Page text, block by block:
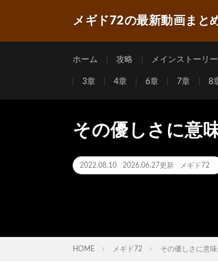
メギド72の最新動画まと
ホーム 攻略 メインストーリー
3章 4章 6章 7章 8
その優しさに意
2022.08.10 2026.06.27更新 メギド72
HOME メギド72 その優しさに意